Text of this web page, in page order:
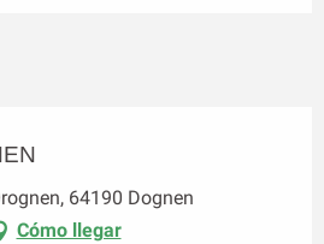
64190 Dognen
Cómo llegar